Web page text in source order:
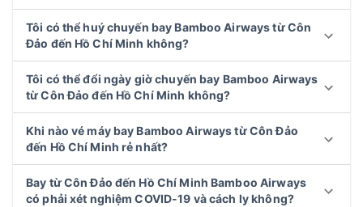
Tôi có thể huý chuyến bay Bamboo Airways từ Côn
Đảo đến Hồ Chí Minh không?
Tôi có thể đổi ngày giờ chuyến bay Bamboo Airways
từ Côn Đảo đến Hồ Chí Minh không?
Khi nào vé máy bay Bamboo Airways từ Côn Đảo
đến Hồ Chí Minh rẻ nhất?
Bay từ Côn Đảo đến Hồ Chí Minh Bamboo Airways
có phải xét nghiệm COVID-19 và cách ly không?